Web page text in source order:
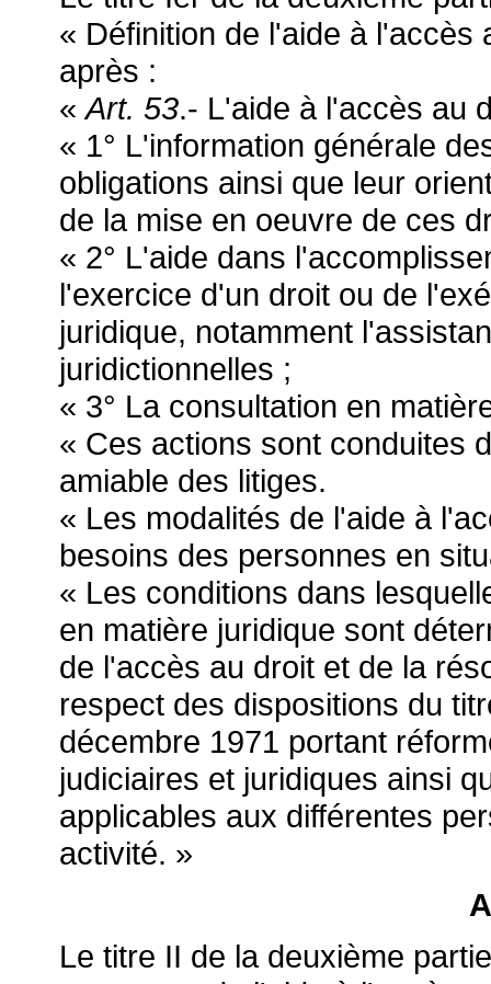
« Définition de l'aide à
après :
«Art. 53.- L'aide à l'accès au
« 1° L'information générale
obligations ainsi que leur
de la mise en oeuvre de ces
« 2° L'aide dans
l'exercice d'un droit ou de
juridique, notamment
juridictionnelles ;
« 3° La consultation en
« Ces actions sont conduites
amiable des litiges.
« Les modalités de l'aide à
besoins des personnes en
« Les conditions dans
en matière juridique sont
de l'accès au droit et de la
respect des dispositions du
décembre 1971 portant
judiciaires et juridiques ainsi
applicables aux différentes
activité. »
Le titre II de la deuxième